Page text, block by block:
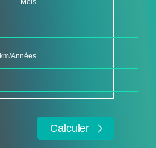
Mois
km/Années
Calculer